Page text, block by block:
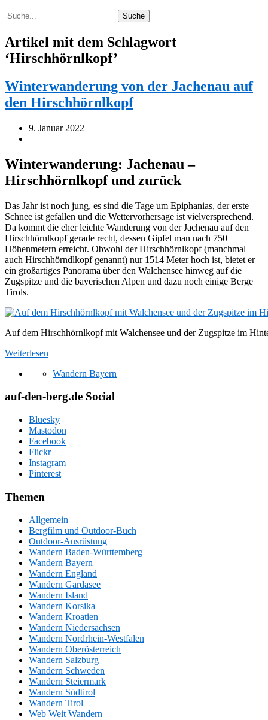
Artikel mit dem Schlagwort
‘Hirschhörnlkopf’
Winterwanderung von der Jachenau auf
den Hirschhörnlkopf
9. Januar 2022
Winterwanderung: Jachenau –
Hirschhörnlkopf und zurück
Das Jahr ist noch jung, es sind die Tage um Epiphanias, der erste
Schnee ist gefallen und die Wettervorhersage ist vielversprechend.
Da kommt die eher leichte Wanderung von der Jachenau auf den
Hirschhörnlkopf gerade recht, dessen Gipfel man nach 750
Höhenmetern erreicht. Obwohl der Hirschhörnlkopf (manchmal
auch Hirschhörndlkopf genannt) nur 1514 Meter hoch ist, bietet er
ein großartiges Panorama über den Walchensee hinweg auf die
Zugspitze und die bayerischen Alpen und dazu noch einige Berge
Tirols.
Auf dem Hirschhörnlkopf mit Walchensee und der Zugspitze im
Weiterlesen
Wandern Bayern
auf-den-berg.de Social
Bluesky
Mastodon
Facebook
Flickr
Instagram
Pinterest
Themen
Allgemein
Bergfilm und Outdoor-Buch
Outdoor-Ausrüstung
Wandern Baden-Württemberg
Wandern Bayern
Wandern England
Wandern Gardasee
Wandern Island
Wandern Korsika
Wandern Kroatien
Wandern Niedersachsen
Wandern Nordrhein-Westfalen
Wandern Oberösterreich
Wandern Salzburg
Wandern Schweden
Wandern Steiermark
Wandern Südtirol
Wandern Tirol
Web Weit Wandern